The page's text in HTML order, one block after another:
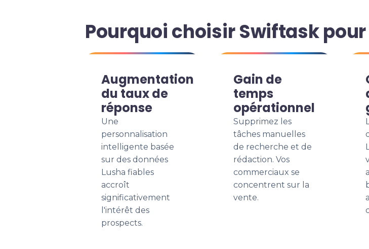
Pourquoi choisir Swiftask
Augmentation
du taux de
réponse
Une
personnalisation
intelligente basée
sur des données
Lusha fiables
accroît
significativement
l'intérêt des
prospects.
Gain de
temps
opérationnel
Supprimez les
tâches manuelles
de recherche et de
rédaction. Vos
commerciaux se
concentrent sur la
vente.